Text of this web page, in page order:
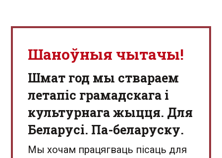
Шаноўныя чытачы!
Шмат год мы ствараем
летапіс грамадскага і
культурнага жыцця. Для
Беларусі. Па-беларуску.
Мы хочам працягваць пісаць для